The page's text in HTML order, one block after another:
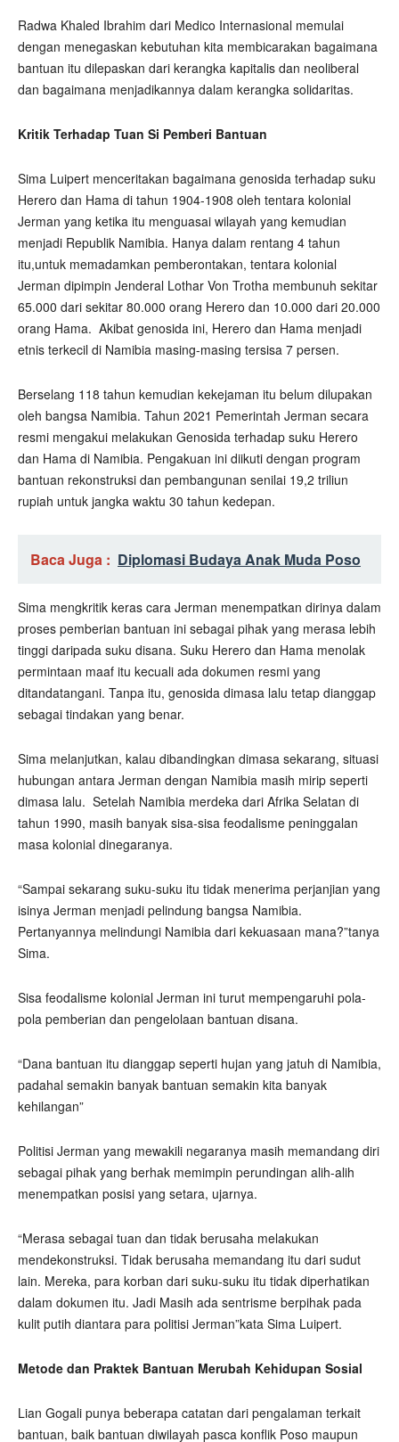
Radwa Khaled Ibrahim dari Medico Internasional memulai
dengan menegaskan kebutuhan kita membicarakan bagaimana
bantuan itu dilepaskan dari kerangka kapitalis dan neoliberal
dan bagaimana menjadikannya dalam kerangka solidaritas.
Kritik Terhadap Tuan Si Pemberi Bantuan
Sima Luipert menceritakan bagaimana genosida terhadap suku
Herero dan Hama di tahun 1904-1908 oleh tentara kolonial
Jerman yang ketika itu menguasai wilayah yang kemudian
menjadi Republik Namibia. Hanya dalam rentang 4 tahun
itu,untuk memadamkan pemberontakan, tentara kolonial
Jerman dipimpin Jenderal Lothar Von Trotha membunuh sekitar
65.000 dari sekitar 80.000 orang Herero dan 10.000 dari 20.000
orang Hama. Akibat genosida ini, Herero dan Hama menjadi
etnis terkecil di Namibia masing-masing tersisa 7 persen.
Berselang 118 tahun kemudian kekejaman itu belum dilupakan
oleh bangsa Namibia. Tahun 2021 Pemerintah Jerman secara
resmi mengakui melakukan Genosida terhadap suku Herero
dan Hama di Namibia. Pengakuan ini diikuti dengan program
bantuan rekonstruksi dan pembangunan senilai 19,2 triliun
rupiah untuk jangka waktu 30 tahun kedepan.
Baca Juga : Diplomasi Budaya Anak Muda Poso
Sima mengkritik keras cara Jerman menempatkan dirinya dalam
proses pemberian bantuan ini sebagai pihak yang merasa lebih
tinggi daripada suku disana. Suku Herero dan Hama menolak
permintaan maaf itu kecuali ada dokumen resmi yang
ditandatangani. Tanpa itu, genosida dimasa lalu tetap dianggap
sebagai tindakan yang benar.
Sima melanjutkan, kalau dibandingkan dimasa sekarang, situasi
hubungan antara Jerman dengan Namibia masih mirip seperti
dimasa lalu. Setelah Namibia merdeka dari Afrika Selatan di
tahun 1990, masih banyak sisa-sisa feodalisme peninggalan
masa kolonial dinegaranya.
“Sampai sekarang suku-suku itu tidak menerima perjanjian yang
isinya Jerman menjadi pelindung bangsa Namibia.
Pertanyannya melindungi Namibia dari kekuasaan mana?”tanya
Sima.
Sisa feodalisme kolonial Jerman ini turut mempengaruhi pola-
pola pemberian dan pengelolaan bantuan disana.
“Dana bantuan itu dianggap seperti hujan yang jatuh di Namibia,
padahal semakin banyak bantuan semakin kita banyak
kehilangan”
Politisi Jerman yang mewakili negaranya masih memandang diri
sebagai pihak yang berhak memimpin perundingan alih-alih
menempatkan posisi yang setara, ujarnya.
“Merasa sebagai tuan dan tidak berusaha melakukan
mendekonstruksi. Tidak berusaha memandang itu dari sudut
lain. Mereka, para korban dari suku-suku itu tidak diperhatikan
dalam dokumen itu. Jadi Masih ada sentrisme berpihak pada
kulit putih diantara para politisi Jerman”kata Sima Luipert.
Metode dan Praktek Bantuan Merubah Kehidupan Sosial
Lian Gogali punya beberapa catatan dari pengalaman terkait
bantuan, baik bantuan diwilayah pasca konflik Poso maupun